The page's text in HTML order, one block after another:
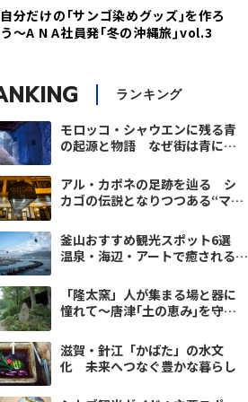
自分だけの｢サンゴ染めグッズ｣を作ろ
う～A N A社員発｢冬の沖縄旅｣vol.3
ランキング
モロッコ・シャウエンに残る青
の起源と物語 なぜ街は青に染
アル・カポネの足跡を辿る シ
カゴの伝説となりつつある“マ
釜山おすすめ観光スポット6選
温泉・海辺・アートで癒される旅
「隆太窯」人が集まる場と器に
憧れて～唐津｢土の恵み｣を守り
滋賀・針江「かばた」の水文
化 未来へつなぐ豊かな暮らし